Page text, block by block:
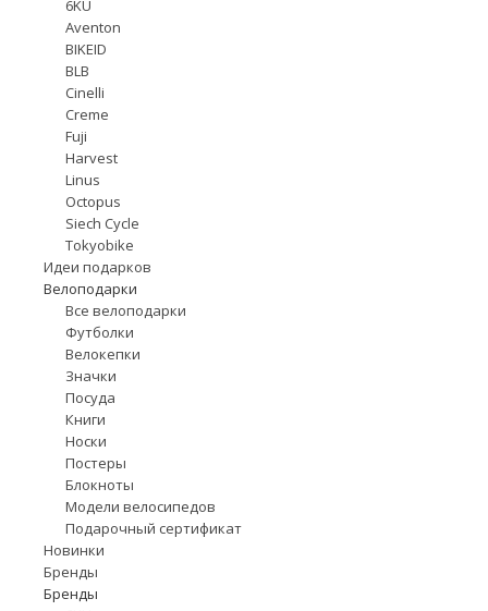
6KU
Aventon
BIKEID
BLB
Cinelli
Creme
Fuji
Harvest
Linus
Octopus
Siech Cycle
Tokyobike
Идеи подарков
Велоподарки
Все велоподарки
Футболки
Велокепки
Значки
Посуда
Книги
Носки
Постеры
Блокноты
Модели велосипедов
Подарочный сертификат
Новинки
Бренды
Бренды